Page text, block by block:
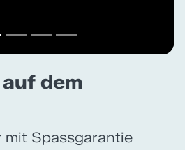
dem
mit Spassgarantie